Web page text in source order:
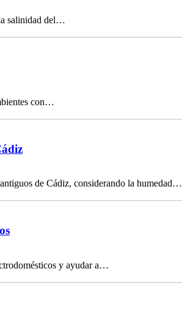
salinidad del…
con…
de Cádiz, considerando la humedad…
y ayudar a…